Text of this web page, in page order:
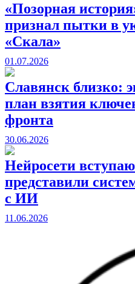
«Позорная
признал пытки в
«Скала»
01.07.2026
Славянск близко:
план взятия
фронта
30.06.2026
Нейросети
представили
с ИИ
11.06.2026